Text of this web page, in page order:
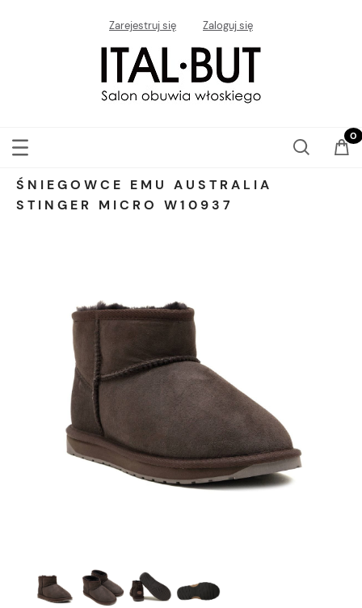
Zarejestruj się Zaloguj się
ŚNIEGOWCE EMU AUSTRALIA
STINGER MICRO W10937